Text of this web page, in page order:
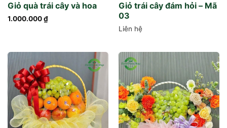
Giỏ quà trái cây và hoa
1.000.000₫
Giỏ trái cây đám hỏi – Mã
03
Liên hệ